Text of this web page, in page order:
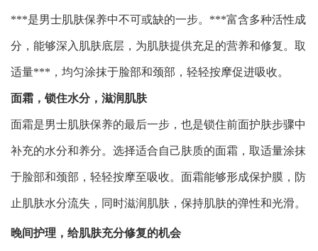
***是男士肌肤保养中不可或缺的一步。***富含多种活性成
分，能够深入肌肤底层，为肌肤提供充足的营养和修复。取
适量***，均匀涂抹于脸部和颈部，轻轻按摩促进吸收。
面霜，锁住水分，滋润肌肤
面霜是男士肌肤保养的最后一步，也是锁住前面护肤步骤中
补充的水分和养分。选择适合自己肤质的面霜，取适量涂抹
于脸部和颈部，轻轻按摩至吸收。面霜能够形成保护膜，防
止肌肤水分流失，同时滋润肌肤，保持肌肤的弹性和光滑。
晚间护理，给肌肤充分修复的机会